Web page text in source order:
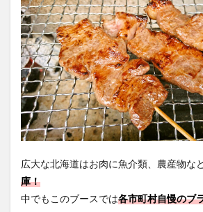
広大な北海道はお肉に魚介類、農産物な
庫！
中でもこのブースでは各市町村自慢のブ